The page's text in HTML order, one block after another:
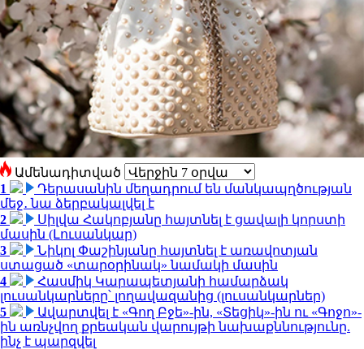
Ամենադիտված
1
Դերասանին մեղադրում են մանկապղծության
մեջ․ նա ձերբակալվել է
2
Սիլվա Հակոբյանը հայտնել է ցավալի կորստի
մասին (Լուսանկար)
3
Նիկոլ Փաշինյանը հայտնել է առավոտյան
ստացած «տարօրինակ» նամակի մասին
4
Հասմիկ Կարապետյանի համարձակ
լուսանկարները՝ լողավազանից (լուսանկարներ)
5
Ավարտվել է «Գող Բջե»-ին, «Տեցիկ»-ին ու «Գոջո»-
ին առնչվող քրեական վարույթի նախաքննությունը.
ինչ է պարզվել